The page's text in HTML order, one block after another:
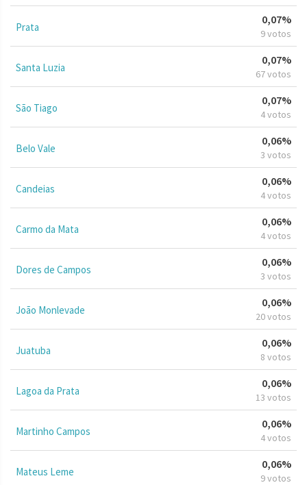
Prata
0,07%
9 votos
Santa Luzia
0,07%
67 votos
São Tiago
0,07%
4 votos
Belo Vale
0,06%
3 votos
Candeias
0,06%
4 votos
Carmo da Mata
0,06%
4 votos
Dores de Campos
0,06%
3 votos
João Monlevade
0,06%
20 votos
Juatuba
0,06%
8 votos
Lagoa da Prata
0,06%
13 votos
Martinho Campos
0,06%
4 votos
Mateus Leme
0,06%
9 votos